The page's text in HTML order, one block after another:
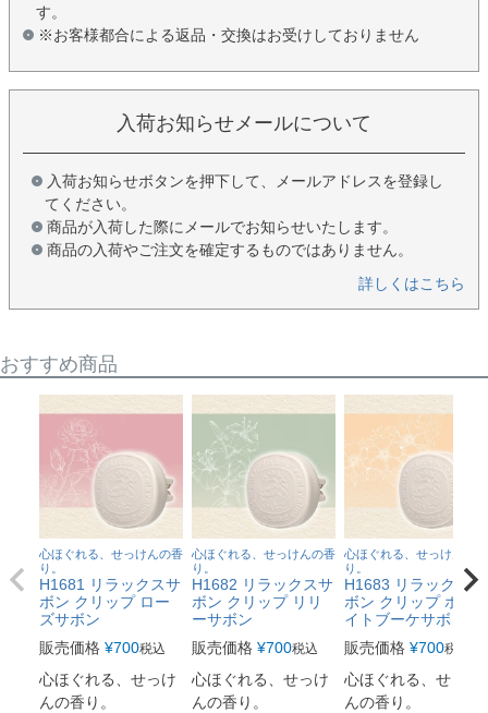
す。
※お客様都合による返品・交換はお受けしておりません
入荷お知らせメールについて
入荷お知らせボタンを押下して、メールアドレスを登録し
てください。
商品が入荷した際にメールでお知らせいたします。
商品の入荷やご注文を確定するものではありません。
詳しくはこちら
おすすめ商品
心ほぐれる、せっけんの香
り。
H1681 リラックスサ
ボン クリップ ロー
ズサボン
販売価格 ¥700税込
心ほぐれる、せっけ
んの香り。
心ほぐれる、せっけんの香
り。
H1682 リラックスサ
ボン クリップ リリ
ーサボン
販売価格 ¥700税込
心ほぐれる、せっけ
んの香り。
心ほぐれる、せっけんの香
り。
H1683 リラックスサ
ボン クリップ ホワ
イトブーケサボン
販売価格 ¥700税込
心ほぐれる、せっけ
んの香り。